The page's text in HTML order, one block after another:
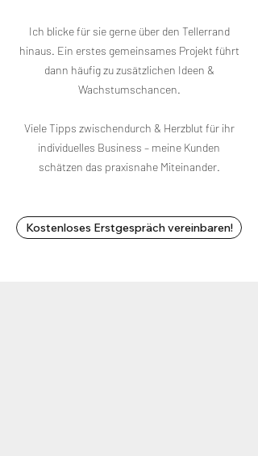
Ich blicke für sie gerne über den Tellerrand
hinaus. Ein erstes gemeinsames Projekt führt
dann häufig zu zusätzlichen Ideen &
Wachstumschancen.
Viele Tipps zwischendurch & Herzblut für ihr
individuelles Business – meine Kunden
schätzen das praxisnahe Miteinander.
Kostenloses Erstgespräch vereinbaren!